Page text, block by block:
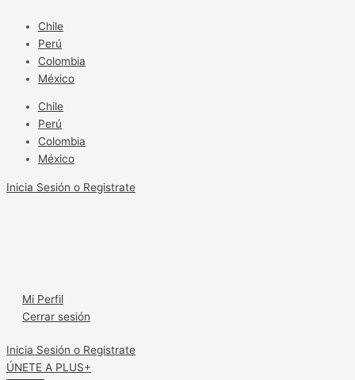
contenido
Chile
Perú
Colombia
México
Chile
Perú
Colombia
México
Inicia Sesión o Registrate
Mi Perfil
Cerrar sesión
Inicia Sesión o Registrate
ÚNETE A PLUS+
integrado,
el
gran
aliado
la
pudrición
del
cogollo